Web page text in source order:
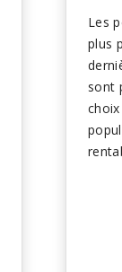
Les
plus
sont